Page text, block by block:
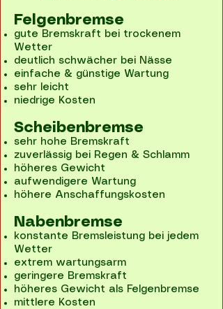
Felgenbremse
gute Bremskraft bei trockenem
Wetter
deutlich schwächer bei Nässe
einfache & günstige Wartung
sehr leicht
niedrige Kosten
Scheibenbremse
sehr hohe Bremskraft
zuverlässig bei Regen & Schlamm
höheres Gewicht
aufwendigere Wartung
höhere Anschaffungskosten
Nabenbremse
konstante Bremsleistung bei jedem
Wetter
extrem wartungsarm
geringere Bremskraft
höheres Gewicht als Felgenbremse
mittlere Kosten